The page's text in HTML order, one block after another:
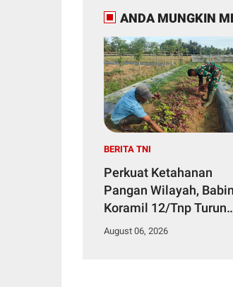
ANDA MUNGKIN
BERITA TNI
Perkuat Ketahanan
Pangan Wilayah,
Koramil 12/Tnp Turun
Tangan Bantu Warga
August 06, 2026